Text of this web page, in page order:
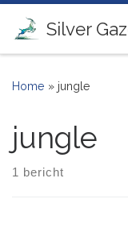
Ga naar inhoud
Silver
Home » jungle
jungle
1 bericht